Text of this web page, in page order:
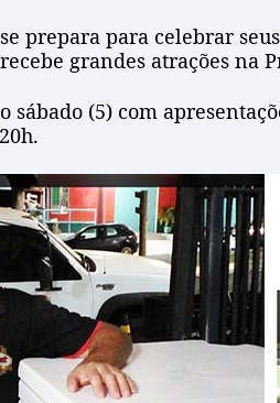
prepara para celebrar
grandes atrações na
(5) com